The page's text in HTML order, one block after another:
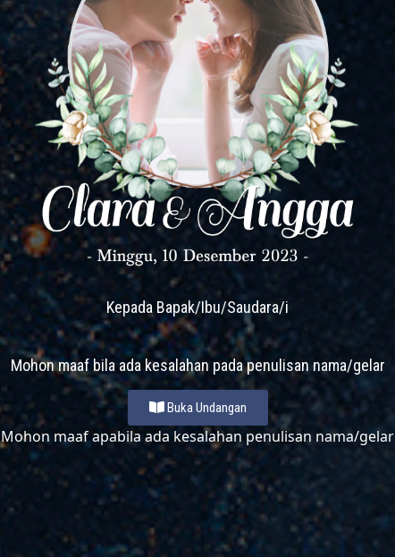
00
Hari
00
Jam
00
Menit
00
Detik
Akad Nikah
Minggu, 10 Desember 2023
08.00 WIB s.d 10.00 WIB
THE TRIBRATA DARMAWANGSA
Jl. Darmawangsa III no. 2, RW. 1, Pulo,
Kebayoran Baru Jakarta Selatan 12160
Kepada Bapak/Ibu/Saudara/i
Mohon maaf bila ada kesalahan pada penulisan nama/gelar
Buka Undangan
Mohon maaf apabila ada kesalahan penulisan nama/gelar